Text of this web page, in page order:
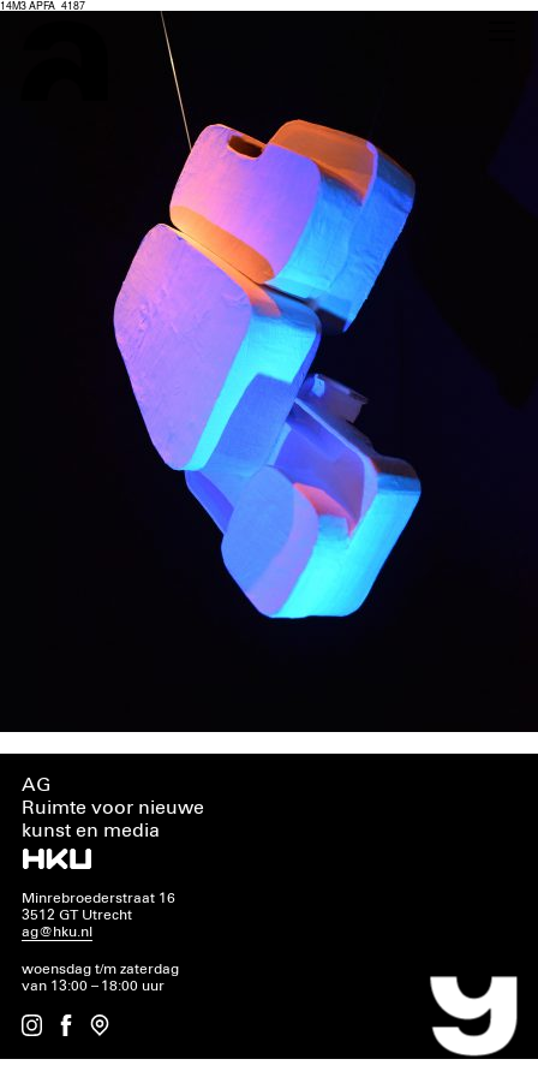
14M3 APFA_4187
AG
Ruimte voor nieuwe
kunst en media
Minrebroederstraat 16
3512 GT Utrecht
ag@hku.nl
woensdag t/m zaterdag
van 13:00 – 18:00 uur